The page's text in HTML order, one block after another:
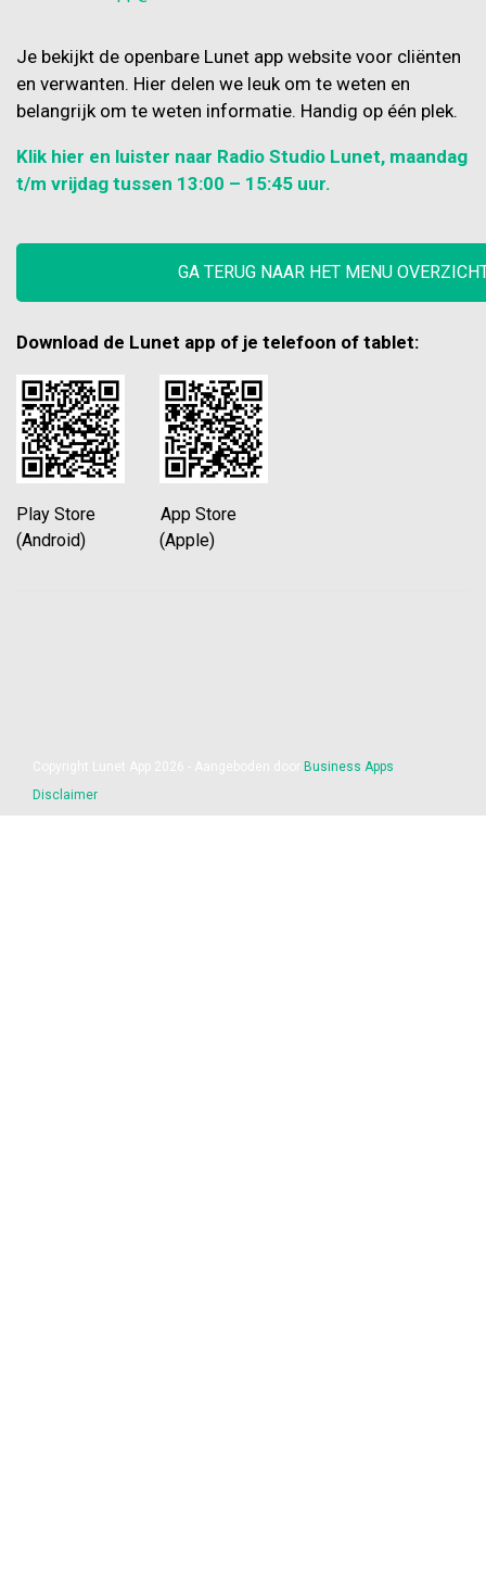
Je bekijkt de openbare Lunet app website voor cliënten
en verwanten. Hier delen we leuk om te weten en
belangrijk om te weten informatie. Handig op één plek.
Klik hier en luister naar Radio Studio Lunet, maandag
t/m vrijdag tussen 13:00 – 15:45 uur.
GA TERUG NAAR HET MENU
Download de Lunet app of je telefoon of tablet:
Play Store App Store
(Android) (Apple)
Business Apps
Disclaimer